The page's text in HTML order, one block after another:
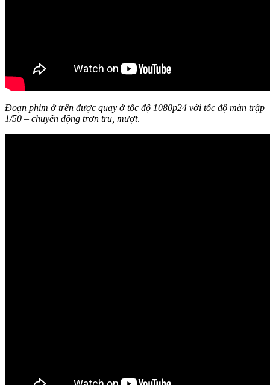
Đoạn phim ở trên được quay ở tốc độ 1080p24 với tốc độ màn trập
1/50 – chuyển động trơn tru, mượt.